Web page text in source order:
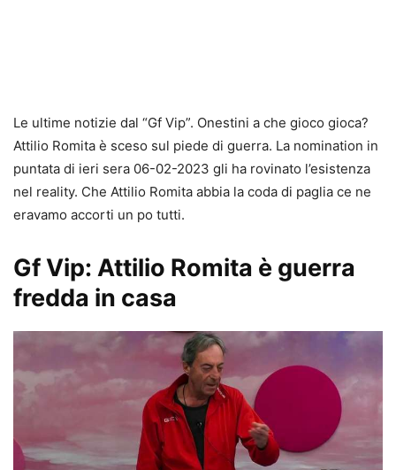
Le ultime notizie dal “Gf Vip”. Onestini a che gioco gioca?
Attilio Romita è sceso sul piede di guerra. La nomination in
puntata di ieri sera 06-02-2023 gli ha rovinato l’esistenza
nel reality. Che Attilio Romita abbia la coda di paglia ce ne
eravamo accorti un po tutti.
Gf Vip: Attilio Romita è guerra
fredda in casa